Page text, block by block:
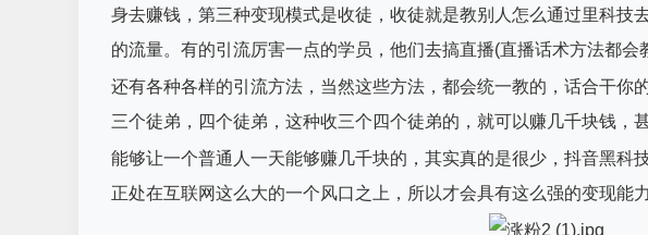
身去赚钱，第三种变现模式是收徒，收徒就是教别人怎么通过里科技
的流量。有的引流厉害一点的学员，他们去搞直播(直播话术方法都会
还有各种各样的引流方法，当然这些方法，都会统一教的，话合干你
三个徒弟，四个徒弟，这种收三个四个徒弟的，就可以赚几千块钱，甚
能够让一个普通人一天能够赚几千块的，其实真的是很少，抖音黑科
正处在互联网这么大的一个风口之上，所以才会具有这么强的变现能力